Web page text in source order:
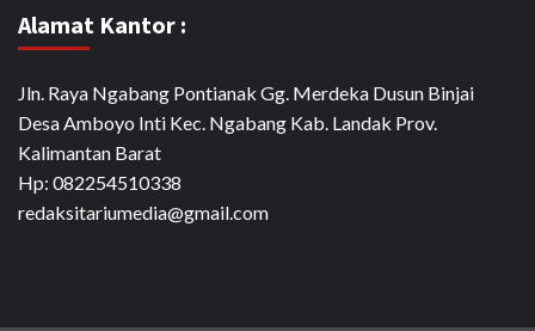
Alamat Kantor :
Jln. Raya Ngabang Pontianak Gg. Merdeka Dusun Binjai
Desa Amboyo Inti Kec. Ngabang Kab. Landak Prov.
Kalimantan Barat
Hp: 082254510338
redaksitariumedia@gmail.com